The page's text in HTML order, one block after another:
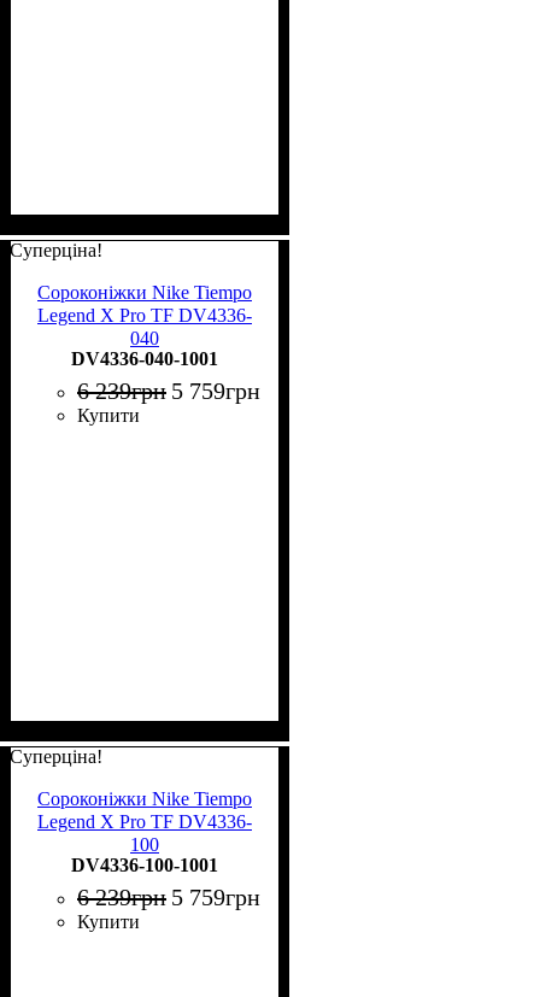
Суперціна!
Сороконіжки Nike Tiempo
Legend X Pro TF DV4336-
040
DV4336-040-1001
6 239грн 5 759грн
Купити
Суперціна!
Сороконіжки Nike Tiempo
Legend X Pro TF DV4336-
100
DV4336-100-1001
6 239грн 5 759грн
Купити